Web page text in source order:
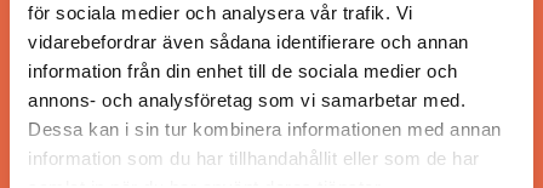
för sociala medier och analysera vår trafik. Vi
vidarebefordrar även sådana identifierare och annan
information från din enhet till de sociala medier och
annons- och analysföretag som vi samarbetar med.
Dessa kan i sin tur kombinera informationen med annan
information som du har tillhandahållit eller som de har
ANSVARIG UTGIVARE
Jonas Siljhammar
UPPHOVSRÄTT